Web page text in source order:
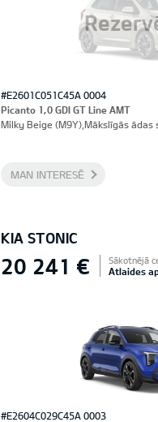
#E2601C051C45A 0004
Picanto 1,0 GDI GT Line AMT
Milky Beige (M9Y),Mākslīgās ādas
MAN INTERESĒ
KIA STONIC
20 241 € Sākotnējā
Atlaides
#E2604C029C45A 0003